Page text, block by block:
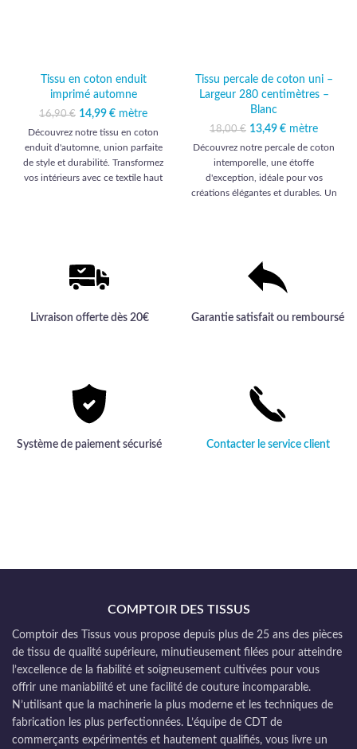
Tissu en coton enduit
imprimé automne
16,90€ Le prix initial était :
16,90 €.
14,99 €
Le prix
actuel est :
14,99 €.
mètre
Découvrez notre tissu en coton
enduit d'automne, union parfaite
de style et durabilité. Transformez
vos intérieurs avec ce textile haut
Tissu percale de coton uni –
Largeur 280 centimètres –
Blanc
18,00€ Le prix initial était :
18,00 €.
13,49 €
Le prix
actuel est :
13,49 €.
mètre
Découvrez notre percale de coton
intemporelle, une étoffe
d'exception, idéale pour vos
créations élégantes et durables. Un
Livraison offerte dès 20€ Garantie satisfait ou remboursé
Système de paiement sécurisé Contacter le service client
COMPTOIR DES TISSUS
Comptoir des Tissus vous propose depuis plus de 25 ans des pièces
de tissu de qualité supérieure, minutieusement filées pour atteindre
l’excellence de la fiabilité et soigneusement cultivées pour vous
offrir une maniabilité et une facilité de couture incomparable.
N’utilisant que la machinerie la plus moderne et les techniques de
fabrication les plus perfectionnées. L’équipe de CDT de
commerçants expérimentés et hautement qualifiés, vous livre un